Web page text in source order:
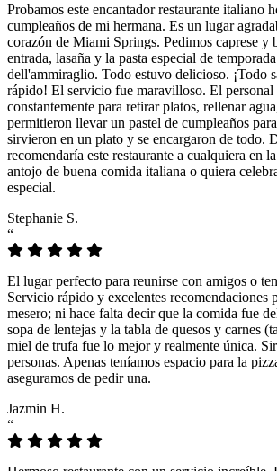
Probamos este encantador restaurante italiano
cumpleaños de mi hermana. Es un lugar
corazón de Miami Springs. Pedimos caprese y
entrada, lasaña y la pasta especial de
dell'ammiraglio. Todo estuvo delicioso. ¡Todo
rápido! El servicio fue maravilloso. El personal
constantemente para retirar platos, rellenar
permitieron llevar un pastel de cumpleaños
sirvieron en un plato y se encargaron de todo.
recomendaría este restaurante a cualquiera en
antojo de buena comida italiana o quiera
especial.
Stephanie S.
“
El lugar perfecto para reunirse con amigos o
Servicio rápido y excelentes recomendaciones
mesero; ni hace falta decir que la comida fue
sopa de lentejas y la tabla de quesos y carnes
miel de trufa fue lo mejor y realmente única.
personas. Apenas teníamos espacio para la
aseguramos de pedir una.
Jazmin H.
“